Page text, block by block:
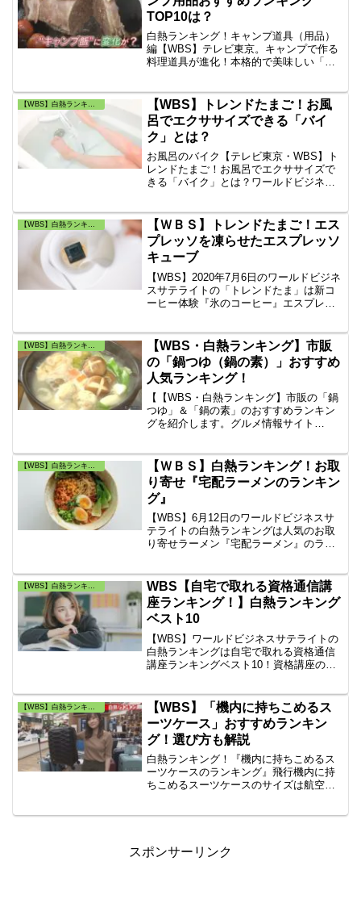
TOP10は？
白熱ランキング！キャンプ道具（用品）
編【WBS】テレビ東京。キャンプで作る
料理道具が進化！本格的で美味しい「キ
同じ内容も含まれますね。
【WBS】白熱ランキング・トレンドたまご
【WBS】トレンドたまご！お風
呂でエクササイズできる「バイ
ク」とは？
お風呂のバイク【テレビ東京・WBS】ト
レンドたまご！お風呂でエクササイズで
きる「バイク」とは？ワールドビジネス
す。お風呂の中で、バイクトレーニング
が可能です。
【WBS】白熱ランキング・トレンドたまご
【ＷＢＳ】トレンドたまご！エス
プレッソを凍らせたエスプレッソ
キューブ
【WBS】2020年7月6日のワールドビジネ
スサテライトの「トレンドたま」は新コ
ーヒー体験『氷のコーヒー』エスプレッ
【WBS・白熱ランキング】市販
の「鍋つゆ（鍋の素）」おすすめ
人気ランキング！
【【WBS・白熱ランキング】市販の「鍋
つゆ」＆「鍋の素」のおすすめランキン
グを紹介します。グルメ情報サイト
の人気ランキング！オススメの市販の
「鍋つゆ」「鍋用スープ」の1位は何？
【WBS】白熱ランキング・トレンドたまご
【ＷＢＳ】白熱ランキング！お取
り寄せ『宅配ラーメンのランキン
グ』
【WBS】6月12日のワールドビジネスサ
テライトの白熱ランキングは人気のお取
り寄せラーメン『宅配ラーメン』のラン
【WBS】白熱ランキング・トレンドたまご
WBS【自宅で取れる資格通信講
座ランキング！】白熱ランキング
ベスト10
【WBS】ワールドビジネスサテライトの
白熱ランキングは自宅で取れる資格通信
講座ランキングベスト10！資格講座のユ
月～3月の資格講座案内資料請求ランキン
グ！
【WBS】「機内に持ちこめるス
ーツケース」おすすめランキン
グ！選び方も解説
白熱ランキング！『機内に持ちこめるス
ーツケースのランキング』飛行機内に持
ちこめるスーツケースのサイズは航空会
【2022】
スポンサーリンク